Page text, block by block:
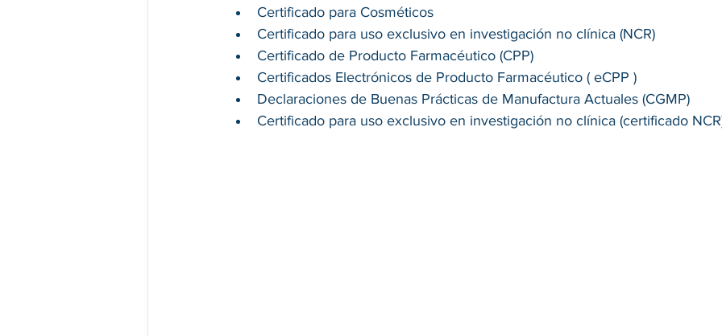
Certificado para Cosméticos
Certificado para uso exclusivo en investigación no clínica (NCR)
Certificado de Producto Farmacéutico (CPP)
Certificados Electrónicos de Producto Farmacéutico ( eCPP )
Declaraciones de Buenas Prácticas de Manufactura Actuales (CGMP)
Certificado para uso exclusivo en investigación no clínica (certificado